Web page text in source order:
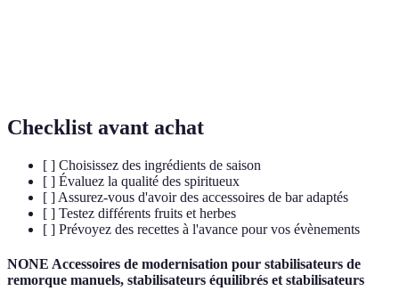
Checklist avant achat
[ ] Choisissez des ingrédients de saison
[ ] Évaluez la qualité des spiritueux
[ ] Assurez-vous d'avoir des accessoires de bar adaptés
[ ] Testez différents fruits et herbes
[ ] Prévoyez des recettes à l'avance pour vos évènements
NONE Accessoires de modernisation pour stabilisateurs de
remorque manuels, stabilisateurs équilibrés et stabilisateurs